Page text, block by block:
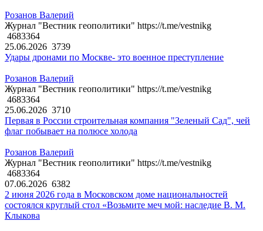
Розанов Валерий
Журнал "Вестник геополитики" https://t.me/vestnikg
4683364
25.06.2026 3739
Удары дронами по Москве- это военное преступление
Розанов Валерий
Журнал "Вестник геополитики" https://t.me/vestnikg
4683364
25.06.2026 3710
Первая в России строительная компания "Зеленый Сад", чей
флаг побывает на полюсе холода
Розанов Валерий
Журнал "Вестник геополитики" https://t.me/vestnikg
4683364
07.06.2026 6382
2 июня 2026 года в Московском доме национальностей
состоялся круглый стол «Возьмите меч мой: наследие В. М.
Клыкова